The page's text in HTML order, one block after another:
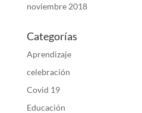
noviembre 2018
Categorías
Aprendizaje
celebración
Covid 19
Educación